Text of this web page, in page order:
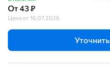
От 43 ₽
Цена от 16.07.2026